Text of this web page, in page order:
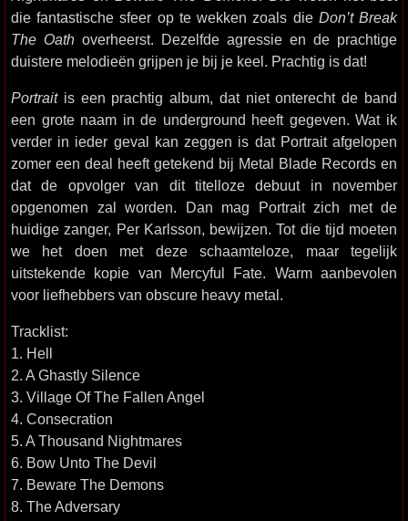
die fantastische sfeer op te wekken zoals die Don’t Break
The Oath overheerst. Dezelfde agressie en de prachtige
duistere melodieën grijpen je bij je keel. Prachtig is dat!
Portraitis een prachtig album, dat niet onterecht de band
een grote naam in de underground heeft gegeven. Wat ik
verder in ieder geval kan zeggen is dat Portrait afgelopen
zomer een deal heeft getekend bij Metal Blade Records en
dat de opvolger van dit titelloze debuut in november
opgenomen zal worden. Dan mag Portrait zich met de
huidige zanger, Per Karlsson, bewijzen. Tot die tijd moeten
we het doen met deze schaamteloze, maar tegelijk
uitstekende kopie van Mercyful Fate. Warm aanbevolen
voor liefhebbers van obscure heavy metal.
Tracklist:
1. Hell
2. A Ghastly Silence
3. Village Of The Fallen Angel
4. Consecration
5. A Thousand Nightmares
6. Bow Unto The Devil
7. Beware The Demons
8. The Adversary